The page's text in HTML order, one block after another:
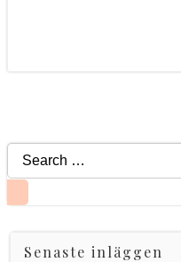
Search
for:
Senaste inläggen